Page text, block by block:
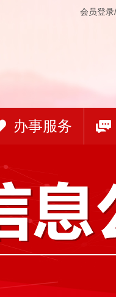
会员登
办事服务